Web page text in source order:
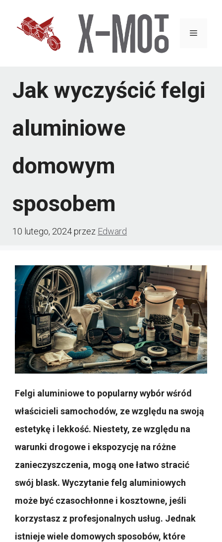
Menu
Jak wyczyścić felgi
aluminiowe
domowym
sposobem
10 lutego, 2024przez Edward
Felgi aluminiowe to popularny wybór wśród
właścicieli samochodów, ze względu na swoją
estetykę i lekkość. Niestety, ze względu na
warunki drogowe i ekspozycję na różne
zanieczyszczenia, mogą one łatwo stracić
swój blask. Wyczytanie felg aluminiowych
może być czasochłonne i kosztowne, jeśli
korzystasz z profesjonalnych usług. Jednak
istnieje wiele domowych sposobów, które